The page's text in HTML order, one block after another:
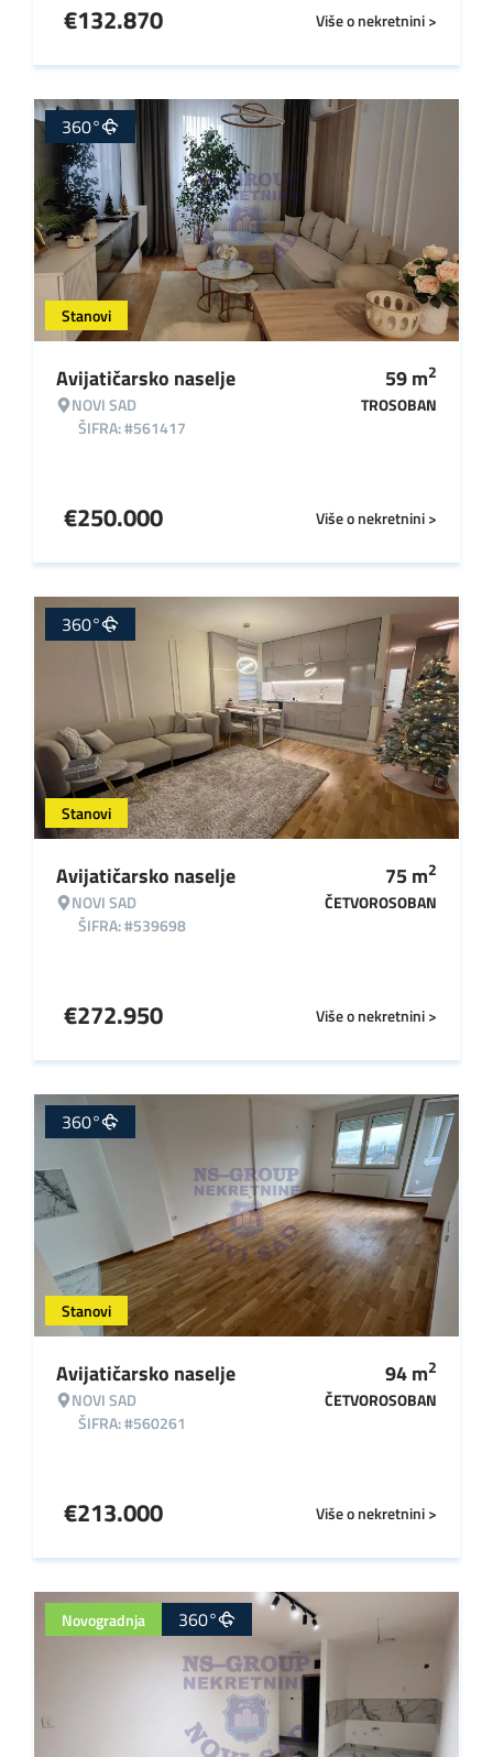
Više o nekretnini >
€132.870
Stanovi
360°
Avijatičarsko naselje
NOVI SAD
ŠIFRA: #561417
59m2
TROSOBAN
Više o nekretnini >
€250.000
Stanovi
360°
Avijatičarsko naselje
NOVI SAD
ŠIFRA: #539698
75m2
ČETVOROSOBAN
Više o nekretnini >
€272.950
Stanovi
360°
Avijatičarsko naselje
NOVI SAD
ŠIFRA: #560261
94m2
ČETVOROSOBAN
Više o nekretnini >
€213.000
Novogradnja 360°